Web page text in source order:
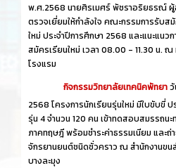
พ.ศ.2568 นายศิรเมศร์ พัชราอริยธรณ์ ผู้
ตรวจเยี่ยมให้กำลังใจ คณะกรรมการรับส
ใหม่ ประจำปีการศึกษา 2568 และแนะแน
สมัครเรียนใหม่ เวลา 08.00 - 11.30 น. ณ
โรงแรม
กิจกรรมวิทยาลัยเทคนิคพัทยา
2568 โครงการนักเรียนรุ่นใหม่ มีใบขับขี่
รุ่น 4 จำนวน 120 คน เข้าทดสอบสมรรถน
ภาคทฤษฎี พร้อมชำระค่าธรรมเนียม และ
จักรยานยนต์ชนิดชั่วคราว ณ สำนักงานขน
บางละมุง